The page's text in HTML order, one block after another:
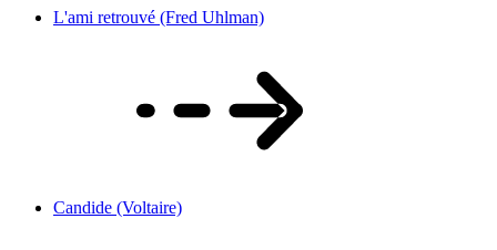
L'ami retrouvé (Fred Uhlman)
Candide (Voltaire)